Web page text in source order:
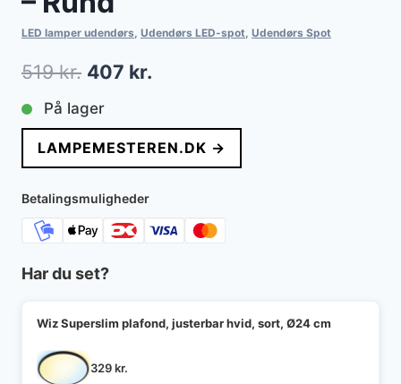
LED lamper udendørs, Udendørs LED-spot, Udendørs Spot
519kr. Den
oprindelige
pris
var:
519 kr..
407 kr.
pris
er:
På lager
LAMPEMESTEREN.DK →
Betalingsmuligheder
Har du set?
Wiz Superslim plafond, justerbar hvid, sort, Ø24 cm
329kr.